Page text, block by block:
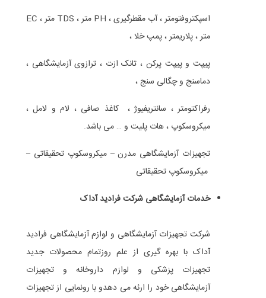
اسپکتروفتومتر ، آب مقطرگیری ، PH متر ، TDS متر ، EC
متر ، پلاریمتر ، پمپ خلا ،
پیپت و پیپت پرکن ، تانک ازت ، ترازوی آزمایشگاهی ،
دماسنج و چگالی سنج ،
رفراکتومتر ، سانتریفیوژ ، کاغذ صافی ، لام و لامل ،
میکروسکوپ ، هات پلیت و … می باشد.
تجهیزات آزمایشگاهی مدرن – میکروسکوپ تحقیقاتی –
میکروسکوپ تحقیقاتی
خدمات آزمایشگاهی شرکتفرادید آداک
شرکت تجهیزات آزمایشگاهی و لوازم آزمایشگاهی فرادید
آداک با بهره گیری از علم روزتمام محصولات جدید
تجهیزات پزشکی و لوازم داروخانه و تجهیزات
آزمایشگاهی خود را ارئه می دهدو با رونمایی از تجهیزات